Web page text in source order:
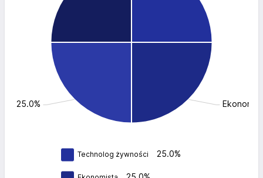
25.0%
Technolog żywności 25.0%